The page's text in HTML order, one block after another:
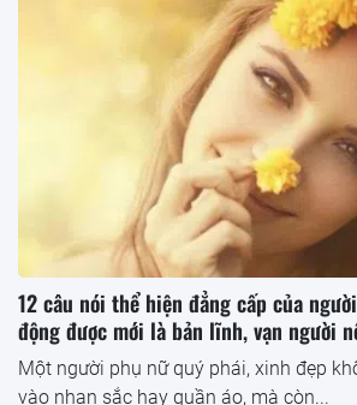
12 câu nói thể hiện đẳng cấp của
động được mới là bản lĩnh, vạn người
Một người phụ nữ quý phái, xinh đẹp
vào nhan sắc hay quần áo, mà còn...